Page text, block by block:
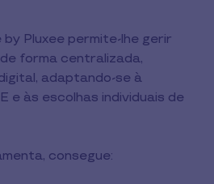
Pluxee permite-lhe gerir
forma centralizada,
adaptando-se à
e às escolhas individuais de
consegue: